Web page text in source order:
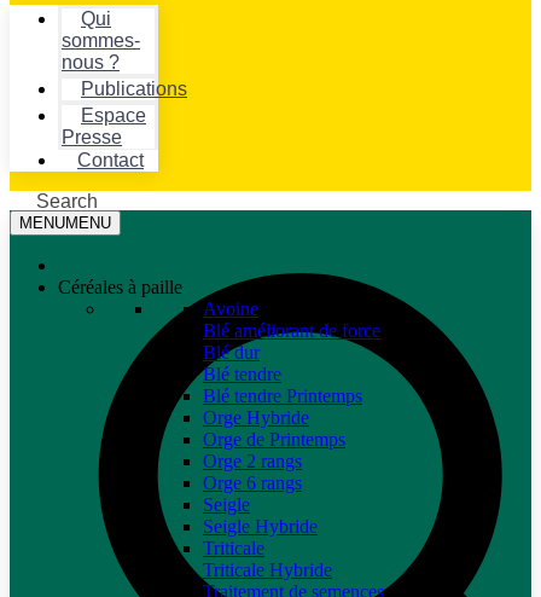
Qui
sommes-
nous ?
Publications
Espace
Presse
Contact
Search
MENUMENU
Céréales à paille
Avoine
Blé améliorant de force
Blé dur
Blé tendre
Blé tendre Printemps
Orge Hybride
Orge de Printemps
Orge 2 rangs
Orge 6 rangs
Seigle
Seigle Hybride
Triticale
Triticale Hybride
Traitement de semences